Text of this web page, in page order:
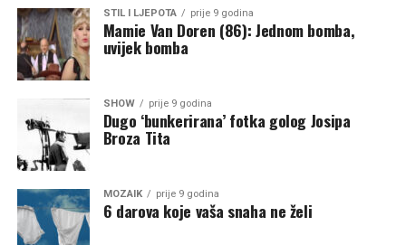
STIL I LJEPOTA prije 9 godina
Mamie Van Doren (86): Jednom bomba,
uvijek bomba
SHOW prije 9 godina
Dugo ‘bunkerirana’ fotka golog Josipa
Broza Tita
MOZAIK prije 9 godina
6 darova koje vaša snaha ne želi